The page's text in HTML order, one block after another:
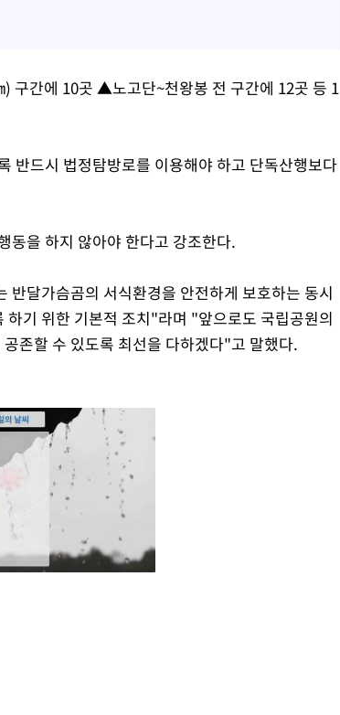
구간에 10곳 ▲노고단~천왕봉 전 구간에 12곳 등 1
반드시 법정탐방로를 이용해야 하고 단독산행보다
동을 하지 않아야 한다고 강조한다.
달가슴곰의 서식환경을 안전하게 보호하는 동시
기 위한 기본적 조치"라며 "앞으로도 국립공원의
존할 수 있도록 최선을 다하겠다"고 말했다.